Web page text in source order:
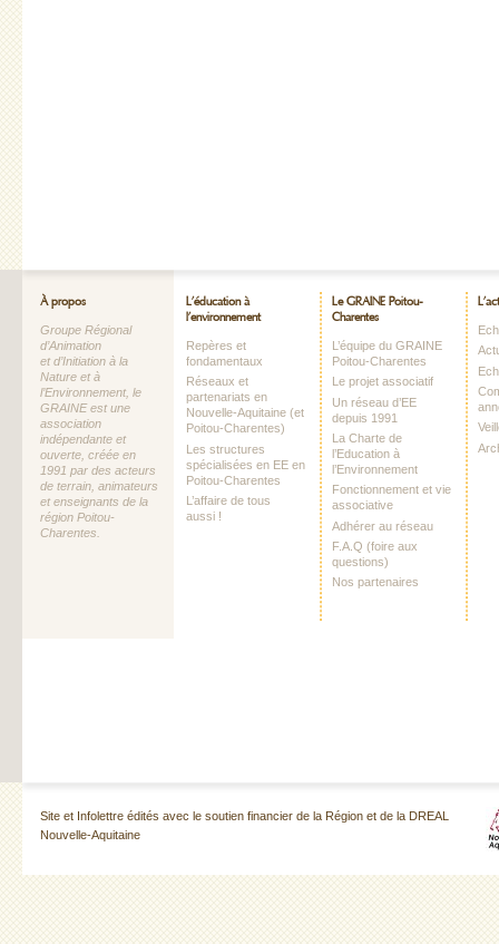
À propos
Groupe Régional
d’Animation
et d’Initiation à la
Nature et à
l’Environnement, le
GRAINE est une
association
indépendante et
ouverte, créée en
1991 par des acteurs
de terrain, animateurs
et enseignants de la
région Poitou-
Charentes.
L’éducation à
l’environnement
Repères et
fondamentaux
Réseaux et
partenariats en
Nouvelle-Aquitaine (et
Poitou-Charentes)
Les structures
spécialisées en EE en
Poitou-Charentes
L’affaire de tous
aussi !
Le GRAINE Poitou-
Charentes
L’équipe du GRAINE
Poitou-Charentes
Le projet associatif
Un réseau d’EE
depuis 1991
La Charte de
l’Education à
l’Environnement
Fonctionnement et vie
associative
Adhérer au réseau
F.A.Q (foire aux
questions)
Nos partenaires
Site et Infolettre édités avec le soutien financier de la Région et de la DREAL
Nouvelle-Aquitaine